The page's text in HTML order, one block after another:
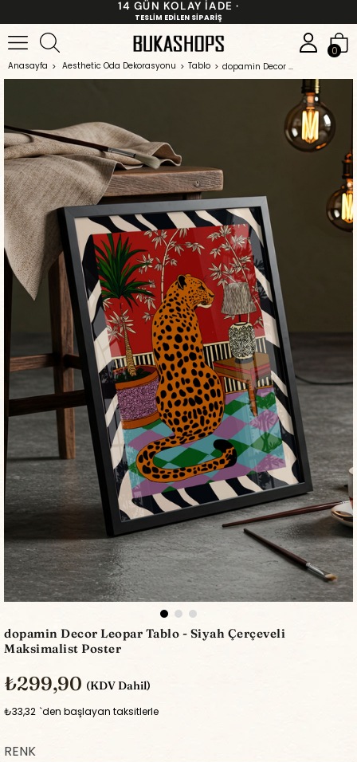
14 GÜN KOLAY İADE ·
TESLİM EDİLEN SİPARİŞ
0
Anasayfa Aesthetic Oda Dekorasyonu Tablo dopamin Decor Leopar Tablo - Siyah Çerçeveli Maksimalist Poster
dopamin Decor Leopar Tablo - Siyah Çerçeveli
Maksimalist Poster
₺299,90 (KDV Dahil)
₺33,32 `den başlayan taksitlerle
RENK